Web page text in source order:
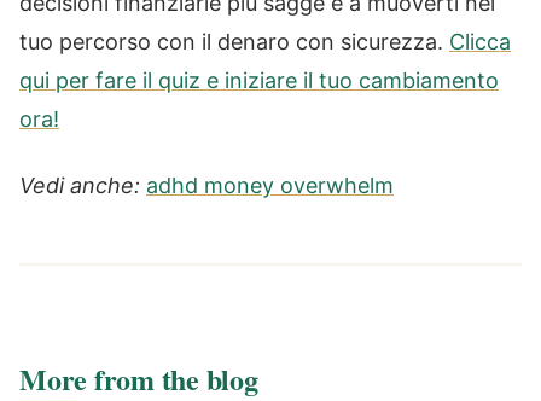
tuo percorso con il denaro con sicurezza. Clicca
qui per fare il quiz e iniziare il tuo cambiamento
ora!
Vedi anche: adhd money overwhelm
More from the blog